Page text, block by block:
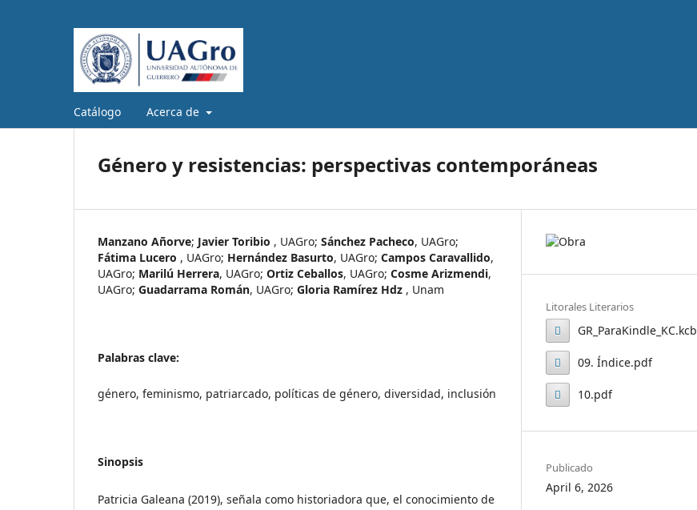
Catálogo Acerca de
Género y resistencias: perspectivas contemporáneas
Manzano Añorve; Javier Toribio , UAGro; Sánchez Pacheco, UAGro;
Fátima Lucero , UAGro; Hernández Basurto, UAGro; Campos Caravallido,
UAGro; Marilú Herrera, UAGro; Ortiz Ceballos, UAGro; Cosme Arizmendi,
UAGro; Guadarrama Román, UAGro; Gloria Ramírez Hdz , Unam
Palabras clave:
género, feminismo, patriarcado, políticas de género, diversidad, inclusión
Sinopsis
Patricia Galeana (2019), señala como historiadora que, el conocimiento de
Litorales Literarios
GR_ParaKindle_KC.kcb
GR_
Par
aKi
ndl
C.kc
b
09. Índice.pdf
09.
Índi
ce.p
10.pdf
Publicado
April 6, 2026